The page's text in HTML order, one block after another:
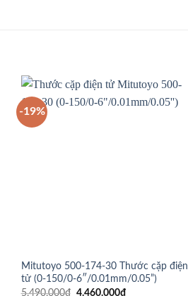
-19%
Mitutoyo 500-174-30 Thước cặp điện
tử (0-150/0-6″/0.01mm/0.05”)
5.490.000₫ Giá
4.460.000₫Giá